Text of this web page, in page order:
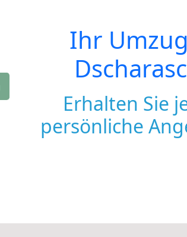
Ihr
Erhalten Sie
persönliche